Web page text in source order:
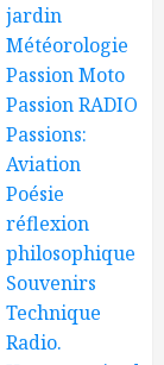
jardin
Météorologie
Passion Moto
Passion RADIO
Passions:
Aviation
Poésie
réflexion
philosophique
Souvenirs
Technique
Radio.